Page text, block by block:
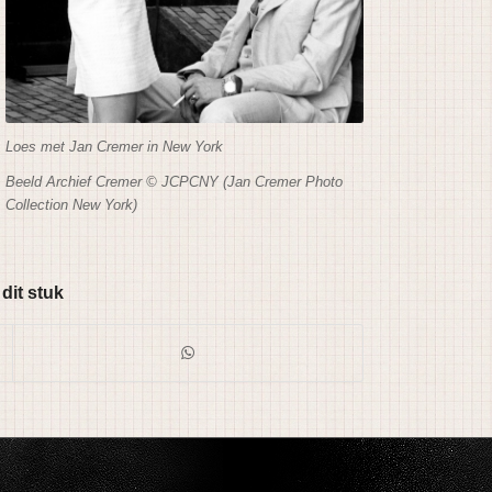
Loes met Jan Cremer in New York
Beeld Archief Cremer © JCPCNY (Jan Cremer Photo
Collection New York)
dit stuk